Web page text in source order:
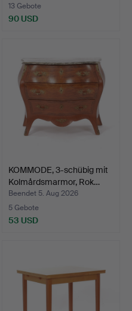
13 Gebote
90 USD
KOMMODE, 3-schübig mit
Kolmårdsmarmor, Rok…
Beendet 5. Aug 2026
5 Gebote
53 USD